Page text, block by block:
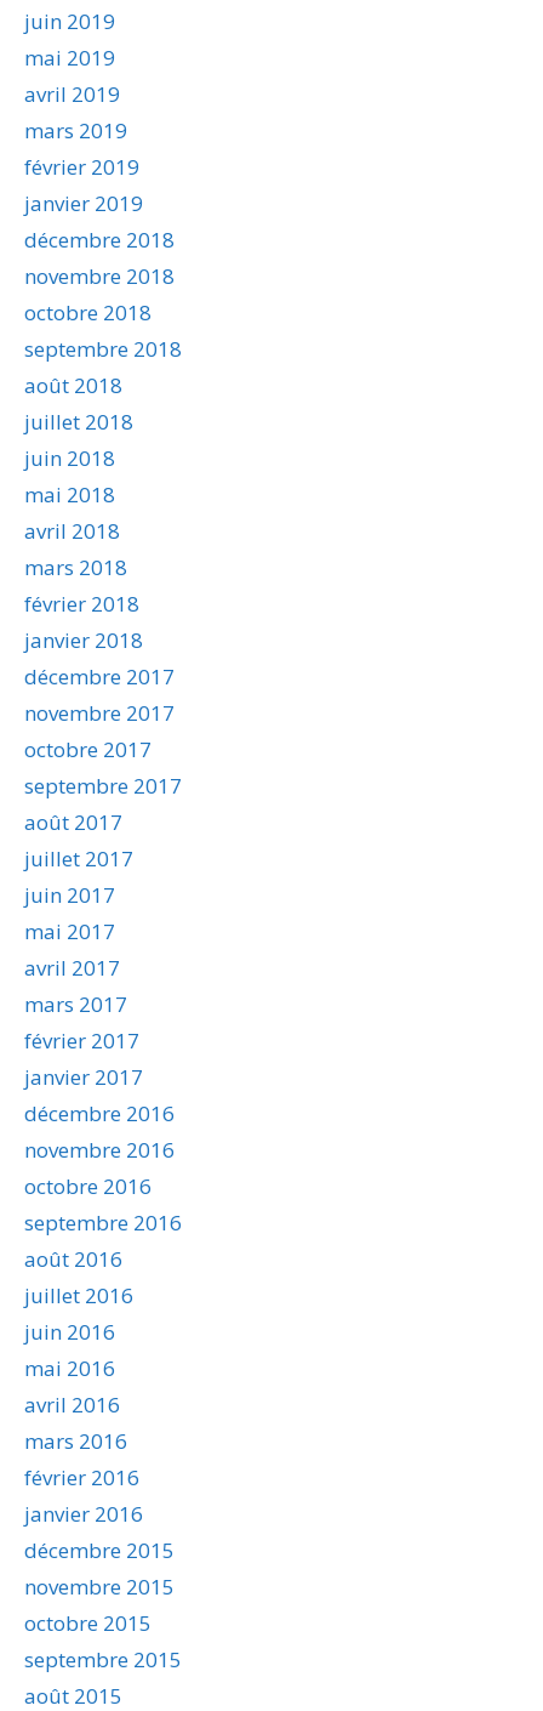
juin 2019
mai 2019
avril 2019
mars 2019
février 2019
janvier 2019
décembre 2018
novembre 2018
octobre 2018
septembre 2018
août 2018
juillet 2018
juin 2018
mai 2018
avril 2018
mars 2018
février 2018
janvier 2018
décembre 2017
novembre 2017
octobre 2017
septembre 2017
août 2017
juillet 2017
juin 2017
mai 2017
avril 2017
mars 2017
février 2017
janvier 2017
décembre 2016
novembre 2016
octobre 2016
septembre 2016
août 2016
juillet 2016
juin 2016
mai 2016
avril 2016
mars 2016
février 2016
janvier 2016
décembre 2015
novembre 2015
octobre 2015
septembre 2015
août 2015